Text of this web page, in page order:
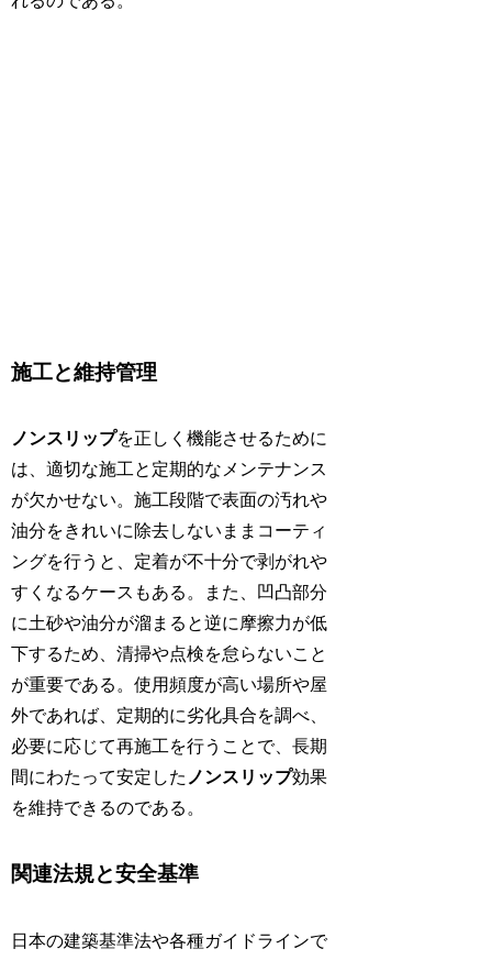
施工と維持管理
ノンスリップを正しく機能させるために
は、適切な施工と定期的なメンテナンス
が欠かせない。施工段階で表面の汚れや
油分をきれいに除去しないままコーティ
ングを行うと、定着が不十分で剥がれや
すくなるケースもある。また、凹凸部分
に土砂や油分が溜まると逆に摩擦力が低
下するため、清掃や点検を怠らないこと
が重要である。使用頻度が高い場所や屋
外であれば、定期的に劣化具合を調べ、
必要に応じて再施工を行うことで、長期
間にわたって安定した ノンスリップ効果
を維持できるのである。
関連法規と安全基準
日本の建築基準法や各種ガイドラインで